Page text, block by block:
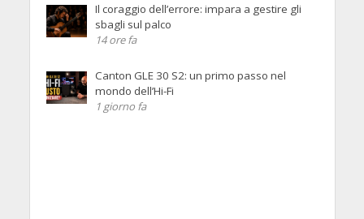
Il coraggio dell’errore: impara a gestire gli
sbagli sul palco
14 ore fa
Canton GLE 30 S2: un primo passo nel
mondo dell’Hi-Fi
1 giorno fa